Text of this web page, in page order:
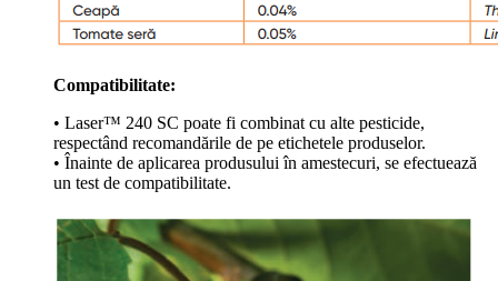
Compatibilitate:
• Laser™ 240 SC poate fi combinat cu alte pesticide,
respectând recomandările de pe etichetele produselor.
• Înainte de aplicarea produsului în amestecuri, se efectuează
un test de compatibilitate.